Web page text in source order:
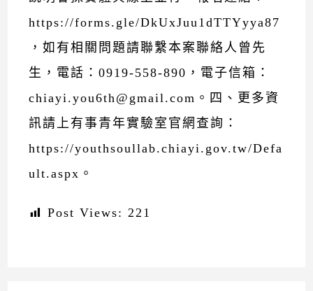
https://forms.gle/DkUxJuu1dTTYyya87
，如有相關問題請聯繫本案聯絡人曾先
生，電話：0919-558-890，電子信箱：
chiayi.you6th@gmail.com。四、更多資
訊請上有事青年實驗室官網查詢：
https://youthsoullab.chiayi.gov.tw/Defa
ult.aspx。
Post Views: 221